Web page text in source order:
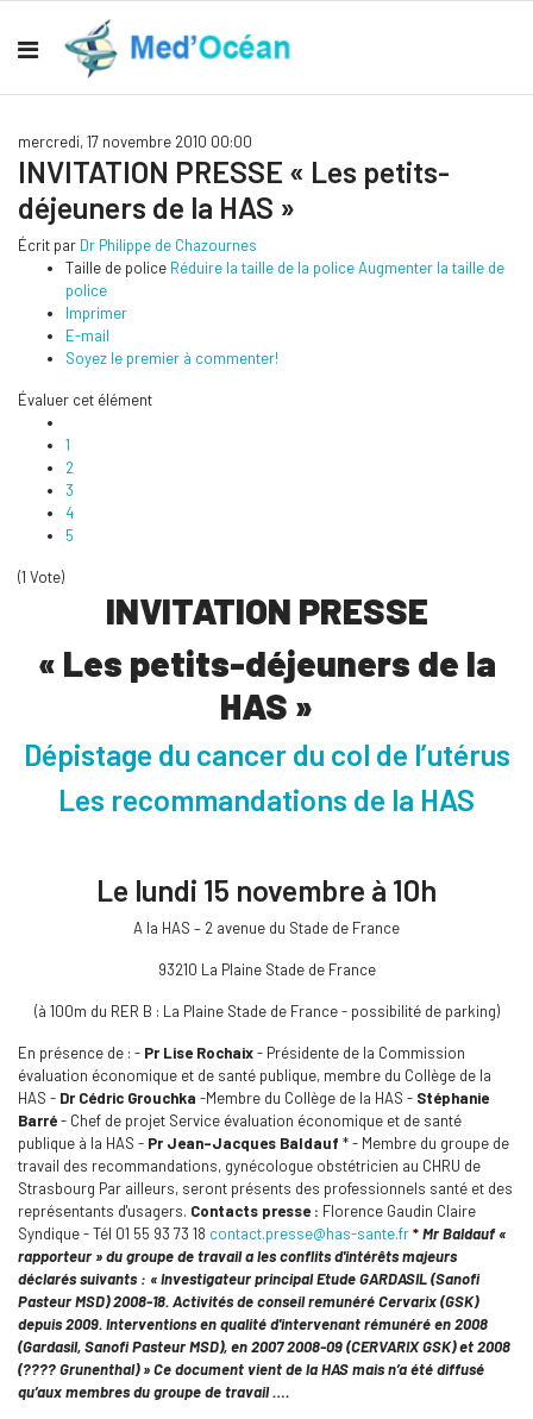
mercredi, 17 novembre 2010 00:00
INVITATION PRESSE « Les petits-
déjeuners de la HAS »
Écrit par Dr Philippe de Chazournes
Taille de police Réduire la taille de la policeAugmenter la taille de
police
Imprimer
E-mail
Soyez le premier à commenter!
Évaluer cet élément
1
2
3
4
5
(1 Vote)
INVITATION PRESSE
« Les petits-déjeuners de la
HAS »
Dépistage du cancer du col de l’utérus
Les recommandations de la HAS
Le lundi 15 novembre à 10h
A la HAS – 2 avenue du Stade de France
93210 La Plaine Stade de France
(à 100m du RER B : La Plaine Stade de France - possibilité de parking)
En présence de : - Pr Lise Rochaix- Présidente de la Commission
évaluation économique et de santé publique, membre du Collège de la
HAS - Dr Cédric Grouchka -Membre du Collège de la HAS - Stéphanie
Barré- Chef de projet Service évaluation économique et de santé
publique à la HAS - Pr Jean-Jacques Baldauf * - Membre du groupe de
travail des recommandations, gynécologue obstétricien au CHRU de
Strasbourg Par ailleurs, seront présents des professionnels santé et des
représentants d'usagers. Contacts presse : Florence Gaudin Claire
Syndique - Tél 01 55 93 73 18 contact.presse@has-sante.fr*Mr Baldauf «
rapporteur » du groupe de travail a les conflits d'intérêts majeurs
déclarés suivants : « Investigateur principal Etude GARDASIL (Sanofi
Pasteur MSD) 2008-18. Activités de conseil remunéré Cervarix (GSK)
depuis 2009. Interventions en qualité d'intervenant rémunéré en 2008
(Gardasil, Sanofi Pasteur MSD), en 2007 2008-09 (CERVARIX GSK) et 2008
(???? Grunenthal) »Ce document vient de la HAS mais n’a été diffusé
qu’aux membres du groupe de travail ….